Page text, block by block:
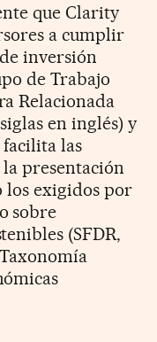
que Clarity
a cumplir
inversión
de Trabajo
Relacionada
en inglés) y
facilita las
presentación
los exigidos por
sobre
(SFDR,